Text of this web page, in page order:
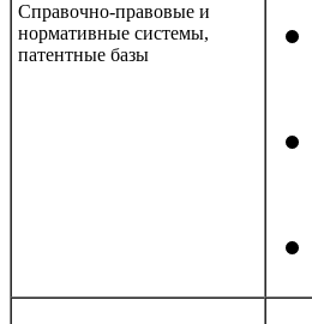
Справочно-правовые и
нормативные системы,
патентные базы